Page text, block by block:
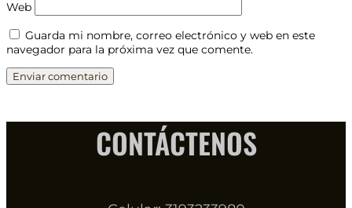
Web
Guarda mi nombre, correo electrónico y web en este
navegador para la próxima vez que comente.
CONTÁCTENOS